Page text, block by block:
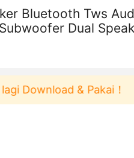
Bluetooth Tws
Dual
& Pakai！